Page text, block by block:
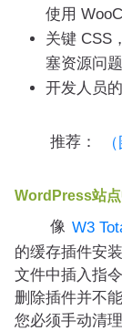
使用
关键 CSS
塞资源问
开发人员
推荐：
WordPress站
像 W3
的缓存插件安
文件中插入指
删除插件并不
您必须手动清